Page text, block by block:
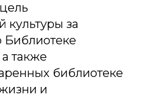
культуры за
также
библиотеке
и